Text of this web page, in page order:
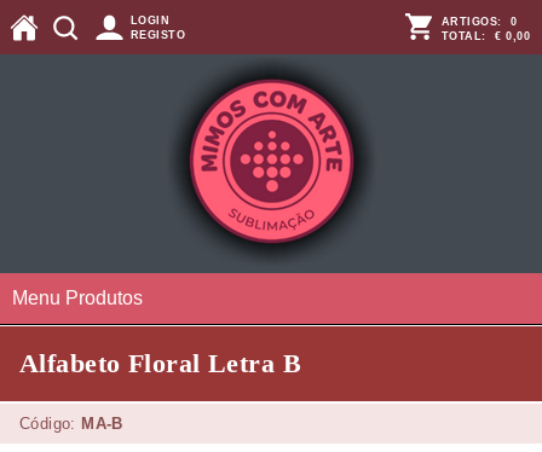
LOGIN
REGISTO
ARTIGOS: 0
TOTAL: € 0,00
Menu Produtos
Alfabeto Floral Letra B
Código: MA-B